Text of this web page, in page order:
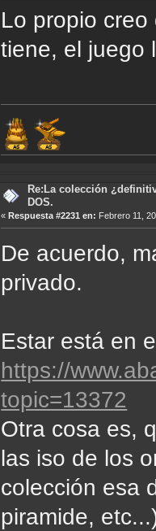
Lo propio
tiene, el juego
Re:La colección
DOS.
«Respuesta #2231 en: Febrero 11,
De acuerdo,
privado.
Estar está en
https://
topic=13372
Otra cosa es,
las iso de los
colección esa
piramide,